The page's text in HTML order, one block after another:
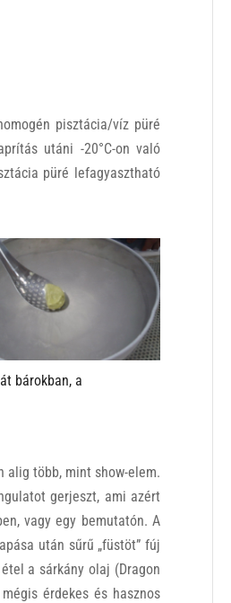
pisztácia/víz püré
utáni -20°C-on való
püré lefagyasztható
bárokban, a
alig több, mint show-elem.
gerjeszt, ami azért
vagy egy bemutatón. A
után sűrű „füstöt” fúj
a sárkány olaj (Dragon
érdekes és hasznos